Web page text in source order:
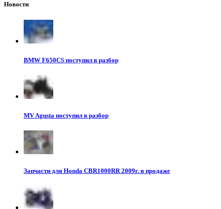
Новости
BMW F650CS поступил в разбор
MV Agusta поступил в разбор
Запчасти для Honda CBR1000RR 2009г. в продаже